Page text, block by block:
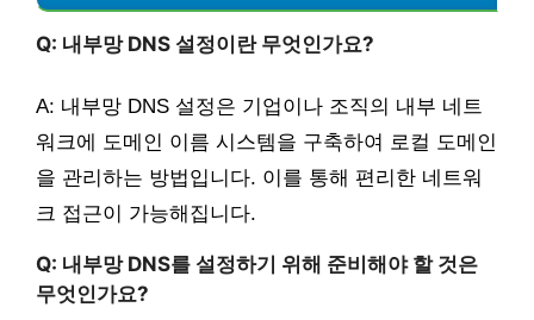
Q: 내부망 DNS 설정이란 무엇인가요?
A: 내부망 DNS 설정은 기업이나 조직의 내부 네트
워크에 도메인 이름 시스템을 구축하여 로컬 도메인
을 관리하는 방법입니다. 이를 통해 편리한 네트워
크 접근이 가능해집니다.
Q: 내부망 DNS를 설정하기 위해 준비해야 할 것은
무엇인가요?